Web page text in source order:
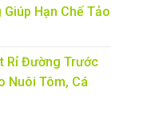
Hạn Chế Tảo
Rỉ Đường Trước
Nuôi Tôm, Cá